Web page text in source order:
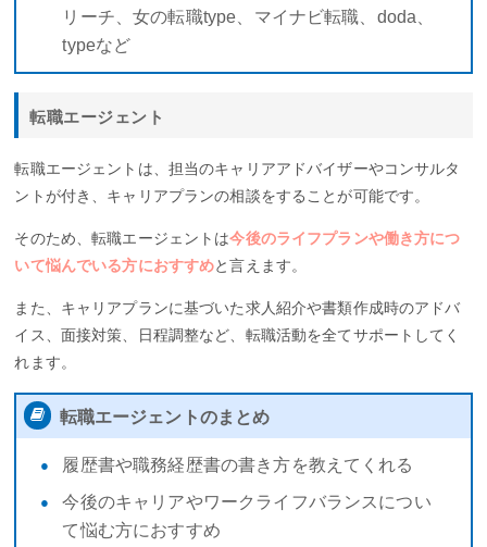
リーチ、女の転職type、マイナビ転職、doda、
typeなど
転職エージェント
転職エージェントは、担当のキャリアアドバイザーやコンサルタ
ントが付き、キャリアプランの相談をすることが可能です。
そのため、転職エージェントは今後のライフプランや働き方につ
いて悩んでいる方におすすめと言えます。
また、キャリアプランに基づいた求人紹介や書類作成時のアドバ
イス、面接対策、日程調整など、転職活動を全てサポートしてく
れます。
転職エージェントのまとめ
履歴書や職務経歴書の書き方を教えてくれる
今後のキャリアやワークライフバランスについ
て悩む方におすすめ